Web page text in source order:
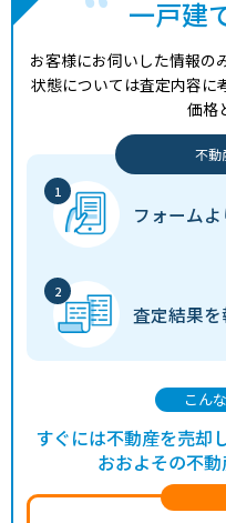
一戸建
お客様にお伺いした情報の
状態については査定内容に
価格
不動
フォームよ
査定結果を
こん
すぐには不動産を売却
おおよその不